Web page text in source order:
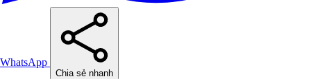
WhatsApp
Chia sẻ nhanh